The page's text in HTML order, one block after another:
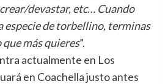
devastar, etc… Cuando
especie de torbellino, terminas
más quieres”.
actualmente en Los
en Coachella justo antes